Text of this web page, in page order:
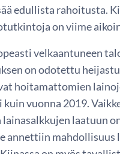
edullista rahoitusta.
on viime
velkaantuneen
on odotettu
hoitamattomien
kuin vuonna 2019.
lainasalkkujen laatuun
annettiin mahdollisuus